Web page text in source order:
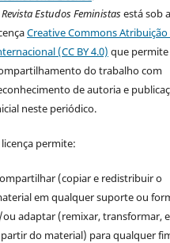
Revista Estudos Feministasestá sob a
Creative Commons Atribuição
(CC BY 4.0) que
do trabalho com
de autoria e
neste periódico.
licença permite:
(copiar e redistribuir o
em qualquer suporte ou
adaptar (remixar, transformar,
do material) para qualquer